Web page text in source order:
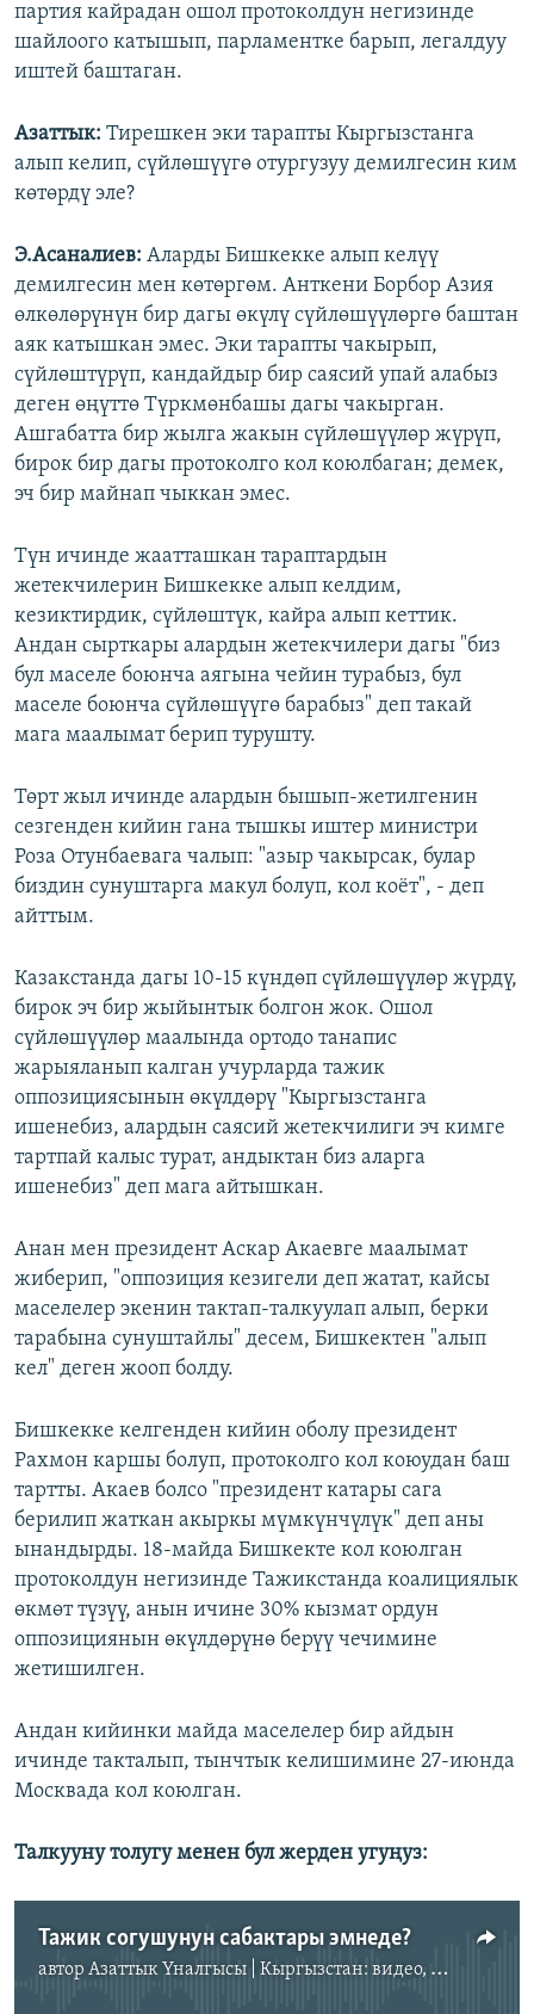
партия кайрадан ошол протоколдун негизинде
шайлоого катышып, парламентке барып, легалдуу
иштей баштаган.
Азаттык: Тирешкен эки тарапты Кыргызстанга
алып келип, сүйлөшүүгө отургузуу демилгесин ким
көтөрдү эле?
Э.Асаналиев: Аларды Бишкекке алып келүү
демилгесин мен көтөргөм. Анткени Борбор Азия
өлкөлөрүнүн бир дагы өкүлү сүйлөшүүлөргө баштан
аяк катышкан эмес. Эки тарапты чакырып,
сүйлөштүрүп, кандайдыр бир саясий упай алабыз
деген өңүттө Түркмөнбашы дагы чакырган.
Ашгабатта бир жылга жакын сүйлөшүүлөр жүрүп,
бирок бир дагы протоколго кол коюлбаган; демек,
эч бир майнап чыккан эмес.
Түн ичинде жаатташкан тараптардын
жетекчилерин Бишкекке алып келдим,
кезиктирдик, сүйлөштүк, кайра алып кеттик.
Андан сырткары алардын жетекчилери дагы "биз
бул маселе боюнча аягына чейин турабыз, бул
маселе боюнча сүйлөшүүгө барабыз" деп такай
мага маалымат берип турушту.
Төрт жыл ичинде алардын бышып-жетилгенин
сезгенден кийин гана тышкы иштер министри
Роза Отунбаевага чалып: "азыр чакырсак, булар
биздин сунуштарга макул болуп, кол коёт", - деп
айттым.
Казакстанда дагы 10-15 күндөп сүйлөшүүлөр жүрдү,
бирок эч бир жыйынтык болгон жок. Ошол
сүйлөшүүлөр маалында ортодо танапис
жарыяланып калган учурларда тажик
оппозициясынын өкүлдөрү "Кыргызстанга
ишенебиз, алардын саясий жетекчилиги эч кимге
тартпай калыс турат, андыктан биз аларга
ишенебиз" деп мага айтышкан.
Анан мен президент Аскар Акаевге маалымат
жиберип, "оппозиция кезигели деп жатат, кайсы
маселелер экенин тактап-талкуулап алып, берки
тарабына сунуштайлы" десем, Бишкектен "алып
кел" деген жооп болду.
Бишкекке келгенден кийин оболу президент
Рахмон каршы болуп, протоколго кол коюудан баш
тартты. Акаев болсо "президент катары сага
берилип жаткан акыркы мүмкүнчүлүк" деп аны
ынандырды. 18-майда Бишкекте кол коюлган
протоколдун негизинде Тажикстанда коалициялык
өкмөт түзүү, анын ичине 30% кызмат ордун
оппозициянын өкүлдөрүнө берүү чечимине
жетишилген.
Андан кийинки майда маселелер бир айдын
ичинде такталып, тынчтык келишимине 27-июнда
Москвада кол коюлган.
Талкууну толугу менен бул жерден угуңуз:
Тажик согушунун сабактары эмнеде?
автор Азаттык Үналгысы | Кыргызстан: видео, фото, кабарлар
No media source currently available